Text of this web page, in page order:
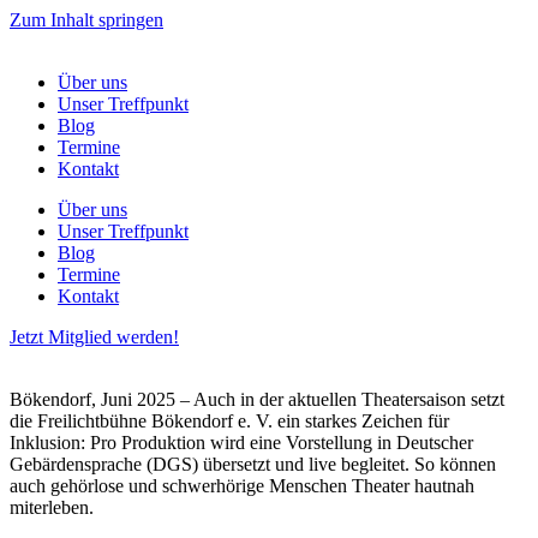
Zum Inhalt springen
Über uns
Unser Treffpunkt
Blog
Termine
Kontakt
Über uns
Unser Treffpunkt
Blog
Termine
Kontakt
Jetzt Mitglied werden!
Bökendorf, Juni 2025 – Auch in der aktuellen Theatersaison setzt
die Freilichtbühne Bökendorf e. V. ein starkes Zeichen für
Inklusion: Pro Produktion wird eine Vorstellung in Deutscher
Gebärdensprache (DGS) übersetzt und live begleitet. So können
auch gehörlose und schwerhörige Menschen Theater hautnah
miterleben.